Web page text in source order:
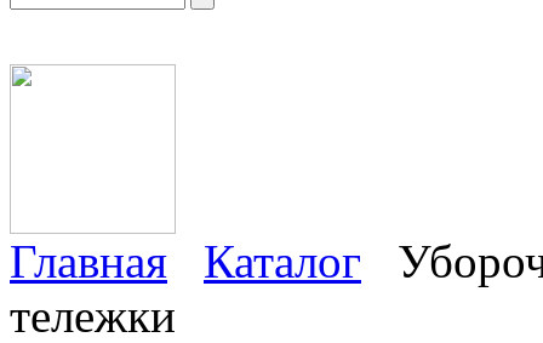
Главная Каталог
тележки